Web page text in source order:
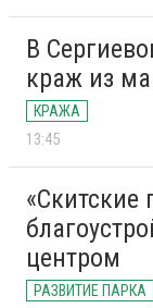
В
краж из
КРАЖА
13:45
«Скитские
центром
РАЗВИТИЕ ПАРКА